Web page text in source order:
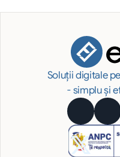
Soluții digitale
- simplu și